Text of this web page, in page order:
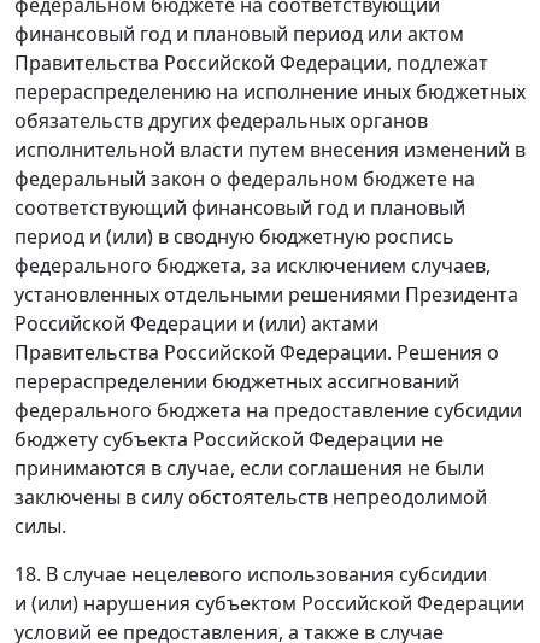
федеральном бюджете на соответствующий
финансовый год и плановый период или актом
Правительства Российской Федерации, подлежат
перераспределению на исполнение иных бюджетных
обязательств других федеральных органов
исполнительной власти путем внесения изменений в
федеральный закон о федеральном бюджете на
соответствующий финансовый год и плановый
период и (или) в сводную бюджетную роспись
федерального бюджета, за исключением случаев,
установленных отдельными решениями Президента
Российской Федерации и (или) актами
Правительства Российской Федерации. Решения о
перераспределении бюджетных ассигнований
федерального бюджета на предоставление субсидии
бюджету субъекта Российской Федерации не
принимаются в случае, если соглашения не были
заключены в силу обстоятельств непреодолимой
силы.
18. В случае нецелевого использования субсидии
и (или) нарушения субъектом Российской Федерации
условий ее предоставления, а также в случае